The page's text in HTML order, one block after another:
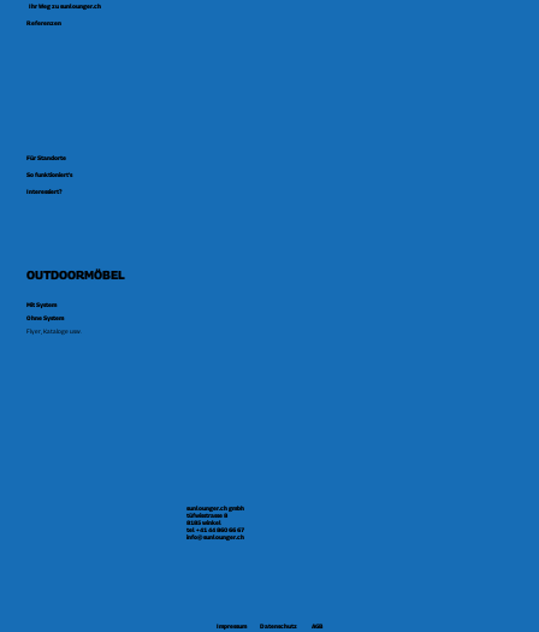
Impressum Datenschutz AGB
Für Standorte
So funktioniert's
Interessiert?
Ihr Weg zu sunlounger.ch
Referenzen
OUTDOORMÖBEL
Mit System
Ohne System
Flyer, Kataloge usw.
sunlounger.ch gmbh
tüfwisstrasse 8
8185 winkel
tel +41 44 860 66 67
info@sunlounger.ch